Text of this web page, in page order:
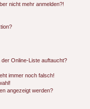
nicht mehr anmelden?!
Online-Liste auftaucht?
immer noch falsch!
angezeigt werden?